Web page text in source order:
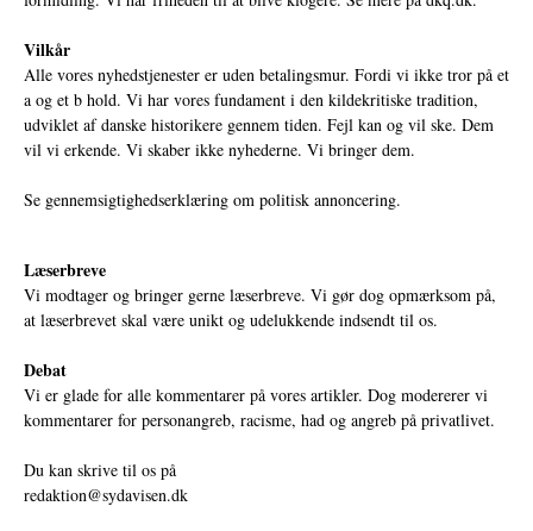
Vilkår
Alle vores nyhedstjenester er uden betalingsmur. Fordi vi ikke tror på et
a og et b hold. Vi har vores fundament i den kildekritiske tradition,
udviklet af danske historikere gennem tiden. Fejl kan og vil ske. Dem
vil vi erkende. Vi skaber ikke nyhederne. Vi bringer dem.
Se gennemsigtighedserklæring om politisk annoncering.
Læserbreve
Vi modtager og bringer gerne læserbreve. Vi gør dog opmærksom på,
at læserbrevet skal være unikt og udelukkende indsendt til os.
Debat
Vi er glade for alle kommentarer på vores artikler. Dog modererer vi
kommentarer for personangreb, racisme, had og angreb på privatlivet.
Du kan skrive til os på
redaktion@sydavisen.dk